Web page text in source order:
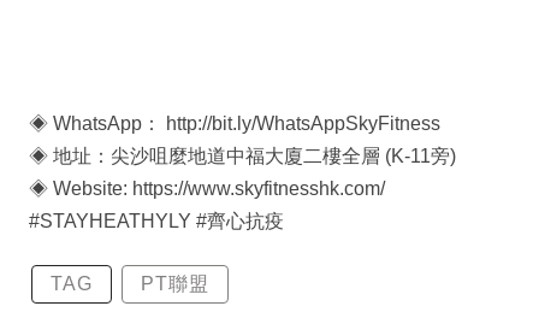
◈ WhatsApp： http://bit.ly/WhatsAppSkyFitness
◈ 地址：尖沙咀麼地道中福大廈二樓全層 (K-11旁)
◈ Website: https://www.skyfitnesshk.com/
#STAYHEATHYLY #齊心抗疫
TAG PT聯盟